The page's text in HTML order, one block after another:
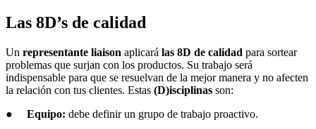
Las 8D’s de calidad
Un representante liaison aplicará las 8D de calidad para sortear
problemas que surjan con los productos. Su trabajo será
indispensable para que se resuelvan de la mejor manera y no afecten
la relación con tus clientes. Estas (D)isciplinas son:
● Equipo: debe definir un grupo de trabajo proactivo.